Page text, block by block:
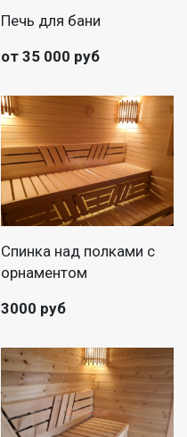
Печь для бани
от 35 000 руб
Спинка над полками с
орнаментом
3000 руб